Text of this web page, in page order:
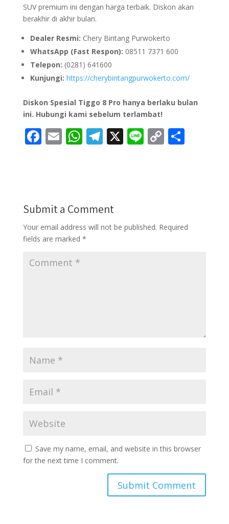
SUV premium ini dengan harga terbaik. Diskon akan
berakhir di akhir bulan.
Dealer Resmi: Chery Bintang Purwokerto
WhatsApp (Fast Respon): 08511 7371 600
Telepon: (0281) 641600
Kunjungi: https://cherybintangpurwokerto.com/
Diskon Spesial Tiggo 8 Pro hanya berlaku bulan
ini. Hubungi kami sebelum terlambat!
F
o
o
k
E W
A
p
p
T
a
m
X Li C
k
S
Submit a Comment
Your email address will not be published. Required
fields are marked *
Save my name, email, and website in this browser
for the next time I comment.